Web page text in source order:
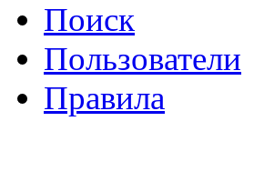
Поиск
Пользователи
Правила